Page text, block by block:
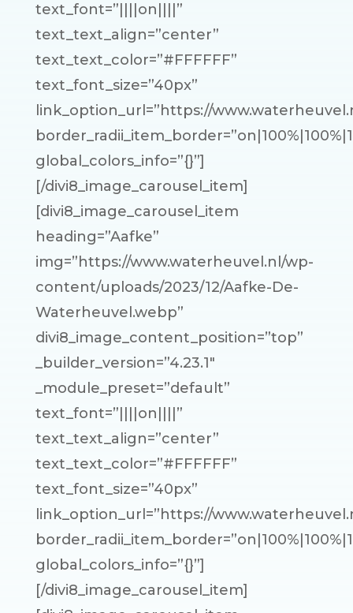
text_font=”||||on||||”
text_text_align=”center”
text_text_color=”#FFFFFF”
text_font_size=”40px”
link_option_url=”https://
global_colors_info=”{}”]
[/divi8_image_carousel_item]
[divi8_image_carousel_item
heading=”Aafke”
img=”https://www.waterheuvel.nl/wp-
content/uploads/2023/12/Aafke-De-
Waterheuvel.webp”
divi8_image_content_position=”top”
_builder_version=”4.23.1″
_module_preset=”default”
text_font=”||||on||||”
text_text_align=”center”
text_text_color=”#FFFFFF”
text_font_size=”40px”
link_option_url=”https://
global_colors_info=”{}”]
[/divi8_image_carousel_item]